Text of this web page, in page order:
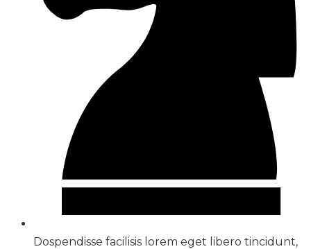
Dospendisse facilisis lorem eget libero tincidunt,